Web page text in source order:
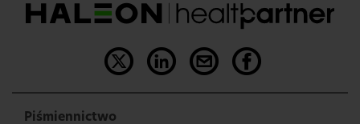
Piśmiennictwo